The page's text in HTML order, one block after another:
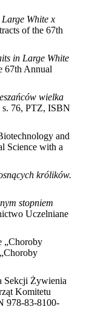
White x
of the 67th
in Large White
67th Annual
wielka
76, PTZ, ISBN
and
Science with a
królików.
stopniem
Uczelniane
„Choroby
Sekcji Żywienia
Komitetu
978-83-8100-